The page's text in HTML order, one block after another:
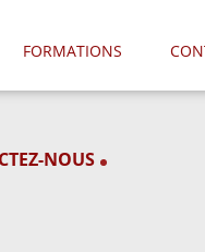
FORMATIONS
NOUS